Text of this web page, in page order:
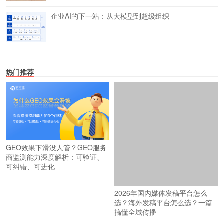
企业AI的下一站：从大模型到超级组织
热门推荐
GEO效果下滑没人管？GEO服务
商监测能力深度解析：可验证、
可纠错、可进化
2026年国内媒体发稿平台怎么
选？海外发稿平台怎么选？一篇
搞懂全域传播